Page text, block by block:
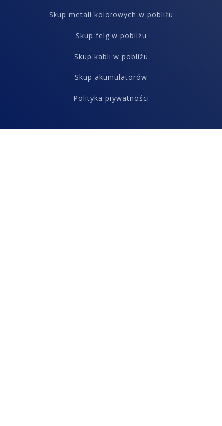
Skup metali kolorowych w pobliżu
Skup felg w pobliżu
Skup kabli w pobliżu
Skup akumulatorów
Polityka prywatności